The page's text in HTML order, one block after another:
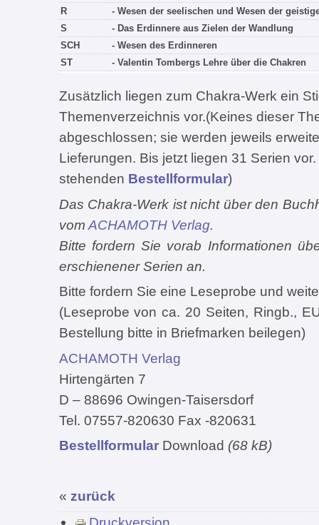
R
- Wesen der seelischen und Wesen der
S
- Das Erdinnere aus Zielen der Wandlung
SCH
- Wesen des Erdinneren
ST
- Valentin Tombergs Lehre über die Chakren
Zusätzlich liegen zum Chakra-Werk ein
Themenverzeichnis vor.(Keines dieser
abgeschlossen; sie werden jeweils
Lieferungen. Bis jetzt liegen 31 Serien
stehenden Bestellformular)
Das Chakra-Werk ist nicht über den
vom ACHAMOTH Verlag.
Bitte fordern Sie vorab Informationen
erschienener Serien an.
Bitte fordern Sie eine Leseprobe und
(Leseprobe von ca. 20 Seiten, Ringb.,
Bestellung bitte in Briefmarken beilegen)
ACHAMOTH Verlag
Hirtengärten 7
D – 88696 Owingen-Taisersdorf
Tel. 07557-820630 Fax -820631
BestellformularDownload (68 kB)
« zurück